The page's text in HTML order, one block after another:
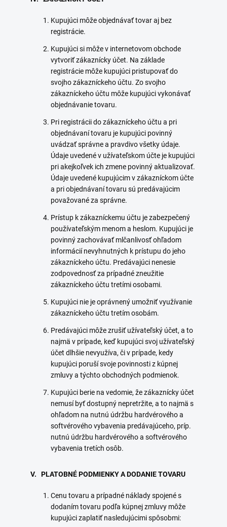
Kupujúci môže objednávať tovar aj bez
registrácie.
Kupujúci si môže v internetovom obchode
vytvoriť zákaznícky účet. Na základe
registrácie môže kupujúci pristupovať do
svojho zákazníckeho účtu. Zo svojho
zákazníckeho účtu môže kupujúci vykonávať
objednávanie tovaru.
Pri registrácii do zákazníckeho účtu a pri
objednávaní tovaru je kupujúci povinný
uvádzať správne a pravdivo všetky údaje.
Údaje uvedené v užívateľskom účte je kupujúci
pri akejkoľvek ich zmene povinný aktualizovať.
Údaje uvedené kupujúcim v zákazníckom účte
a pri objednávaní tovaru sú predávajúcim
považované za správne.
Prístup k zákazníckemu účtu je zabezpečený
používateľským menom a heslom. Kupujúci je
povinný zachovávať mlčanlivosť ohľadom
informácií nevyhnutných k prístupu do jeho
zákazníckeho účtu. Predávajúci nenesie
zodpovednosť za prípadné zneužitie
zákazníckeho účtu tretími osobami.
Kupujúci nie je oprávnený umožniť využívanie
zákazníckeho účtu tretím osobám.
Predávajúci môže zrušiť užívateľský účet, a to
najmä v prípade, keď kupujúci svoj užívateľský
účet dlhšie nevyužíva, či v prípade, kedy
kupujúci poruší svoje povinnosti z kúpnej
zmluvy a týchto obchodných podmienok.
Kupujúci berie na vedomie, že zákaznícky účet
nemusí byť dostupný nepretržite, a to najmä s
ohľadom na nutnú údržbu hardvérového a
softvérového vybavenia predávajúceho, príp.
nutnú údržbu hardvérového a softvérového
vybavenia tretích osôb.
V. PLATOBNÉ PODMIENKY A DODANIE TOVARU
Cenu tovaru a prípadné náklady spojené s
dodaním tovaru podľa kúpnej zmluvy môže
kupujúci zaplatiť nasledujúcimi spôsobmi: